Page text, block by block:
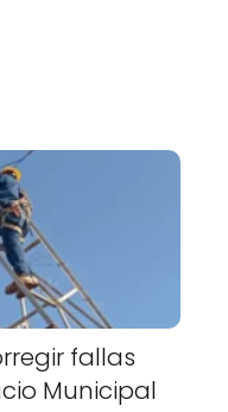
fallas
Municipal